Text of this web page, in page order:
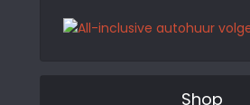
Shop